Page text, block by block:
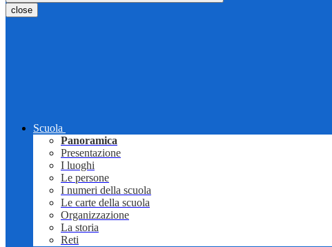
close
Scuola
Panoramica
Presentazione
I luoghi
Le persone
I numeri della scuola
Le carte della scuola
Organizzazione
La storia
Reti